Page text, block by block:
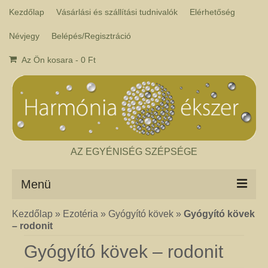
Kezdőlap Vásárlási és szállítási tudnivalók Elérhetőség
Névjegy Belépés/Regisztráció
Az Ön kosara - 0 Ft
AZ EGYÉNISÉG SZÉPSÉGE
Menü
Csakra ékszer
A kézműves csakra ékszer ásványai tulajdonképpen gyógyító kövek, amelyek
ékszerben minden csakrához tartozik egy kristály, és általában a kő színe
Kezdőlap » Ezotéria » Gyógyító kövek » Gyógyító kövek
– rodonit
Gyógyító kövek – rodonit